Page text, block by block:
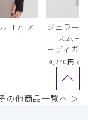
コア ア
ジェラー
コ:スムー
ーディガン
9,240円 （税
の他商品一覧へ ＞